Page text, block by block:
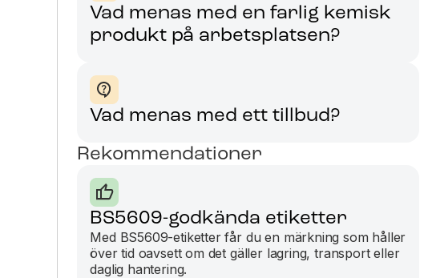
Utmaning med märkning av
stål i eget lager
du köper stål från olika distributörer för olika
projekt, kan det vara svårt att särskilja olika
stålsorter
Vad menas med en farlig kemisk
produkt på arbetsplatsen?
Vad menas med ett tillbud?
Rekommendationer
BS5609-godkända etiketter
Med BS5609-etiketter får du en märkning som håller
över tid oavsett om det gäller lagring, transport eller
daglig hantering.